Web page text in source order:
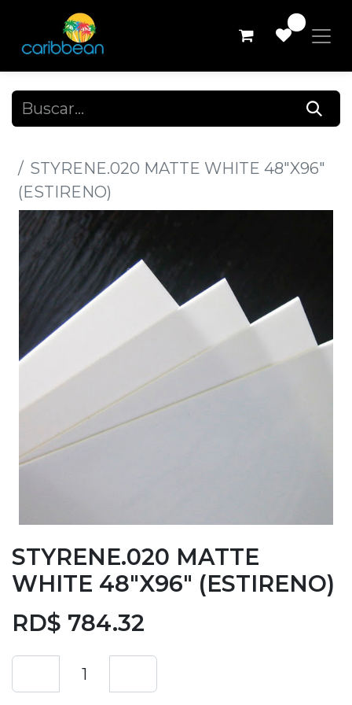
STYRENE.020 MATTE WHITE 48"X96"
(ESTIRENO)
STYRENE.020 MATTE
WHITE 48"X96" (ESTIRENO)
RD$ 784.32